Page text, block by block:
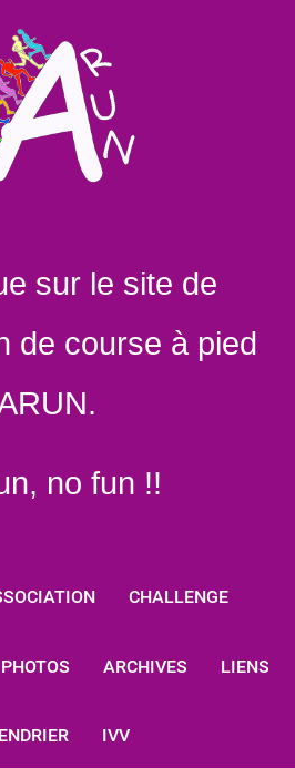
sur le site de
de course à pied
no fun !!
CHALLENGE
PHOTOS ARCHIVES LIENS
IVV